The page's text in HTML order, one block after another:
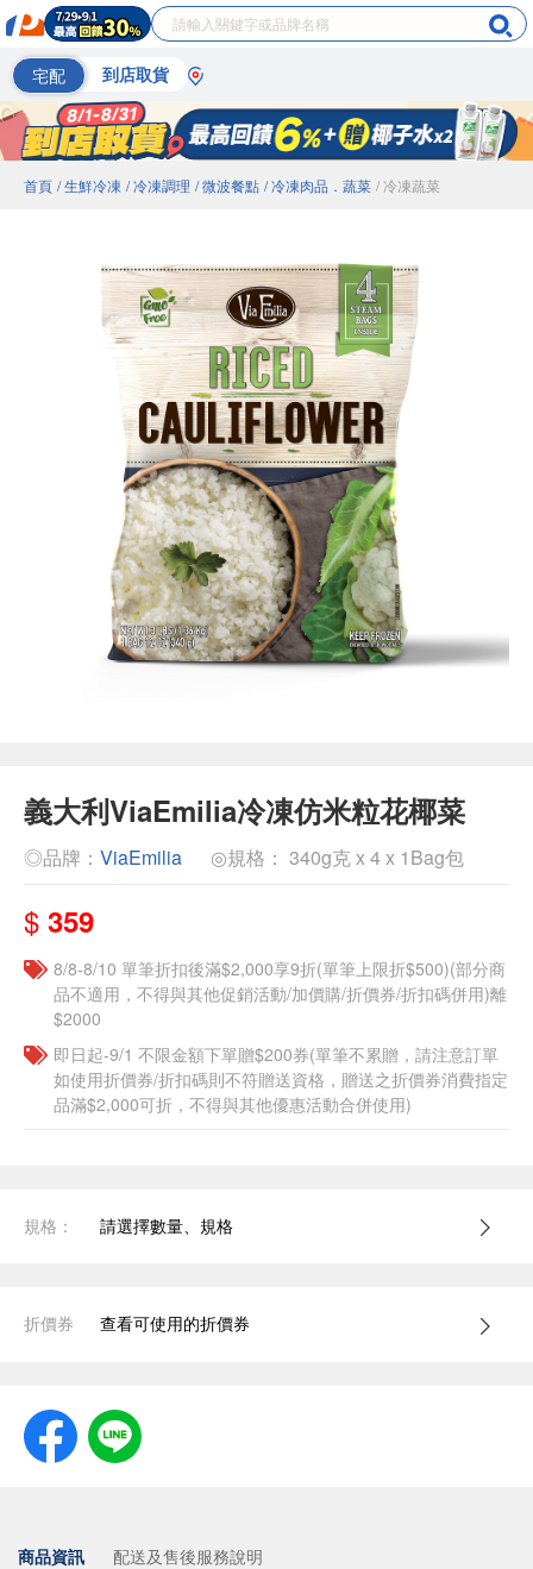
宅配 到店取貨
首頁 / 生鮮冷凍 / 冷凍調理 / 微波餐點 / 冷凍肉品．蔬菜 / 冷凍蔬菜
義大利ViaEmilia冷凍仿米粒花椰菜
◎品牌： ViaEmilia ◎規格： 340g克 x 4 x 1Bag包
$ 359
8/8-8/10 單筆折扣後滿$2,000享9折(單筆上限折$500)(部分商
品不適用，不得與其他促銷活動/加價購/折價券/折扣碼併用)離
$2000
即日起-9/1 不限金額下單贈$200券(單筆不累贈，請注意訂單
如使用折價券/折扣碼則不符贈送資格，贈送之折價券消費指定
品滿$2,000可折，不得與其他優惠活動合併使用)
規格： 請選擇數量、規格
折價券 查看可使用的折價券
商品資訊 配送及售後服務說明